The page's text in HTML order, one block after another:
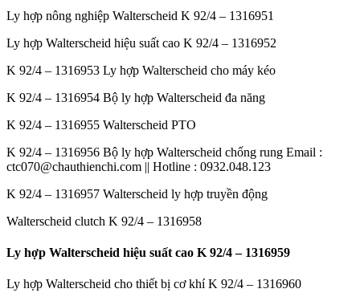
Ly hợp nông nghiệp Walterscheid K 92/4 – 1316951
Ly hợp Walterscheid hiệu suất cao K 92/4 – 1316952
K 92/4 – 1316953 Ly hợp Walterscheid cho máy kéo
K 92/4 – 1316954 Bộ ly hợp Walterscheid đa năng
K 92/4 – 1316955 Walterscheid PTO
K 92/4 – 1316956 Bộ ly hợp Walterscheid chống rung Email :
ctc070@chauthienchi.com || Hotline : 0932.048.123
K 92/4 – 1316957 Walterscheid ly hợp truyền động
Walterscheid clutch K 92/4 – 1316958
Ly hợp Walterscheid hiệu suất cao K 92/4 – 1316959
Ly hợp Walterscheid cho thiết bị cơ khí K 92/4 – 1316960